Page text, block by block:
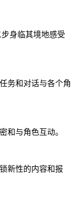
身临其境地感受
务和对话与各个角
和与角色互动。
新性的内容和报